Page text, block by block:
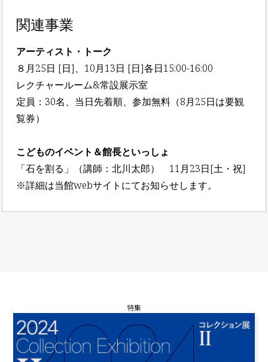
関連事業
アーティスト・トーク
８月25日 [日]、10月13日 [日]各日15:00-16:00
レクチャールーム&常設展示室
定員：30名、当日先着順、参加無料（8月25日は要観
覧券）
こどものイベント＆館長といっしょ
「石を割る」（講師：北川太郎） 11月23日[土・祝]
※詳細は当館webサイトにてお知らせします。
特集